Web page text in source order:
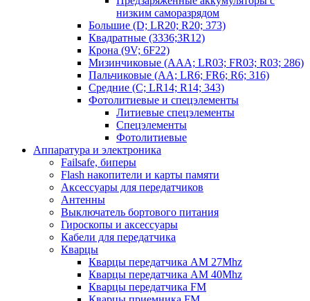
низким саморазрядом
Большие (D; LR20; R20; 373)
Квадратные (3336;3R12)
Крона (9V; 6F22)
Мизинчиковые (AAA; LR03; FR03; R03; 286)
Пальчиковые (AA; LR6; FR6; R6; 316)
Средние (C; LR14; R14; 343)
Фотолитиевые и спецэлементы
Литиевые спецэлементы
Спецэлементы
Фотолитиевые
Аппаратура и электроника
Failsafe, биперы
Flash накопители и карты памяти
Аксессуары для передатчиков
Антенны
Выключатель бортового питания
Гироскопы и аксессуары
Кабели для передатчика
Кварцы
Кварцы передатчика AM 27Mhz
Кварцы передатчика AM 40Mhz
Кварцы передатчика FM